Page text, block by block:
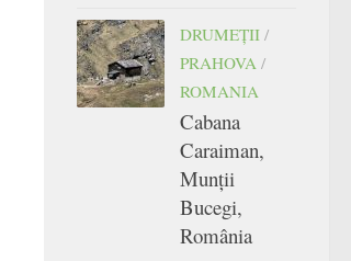
DRUMEŢII /
PRAHOVA /
ROMANIA
Cabana
Caraiman,
Munții
Bucegi,
România